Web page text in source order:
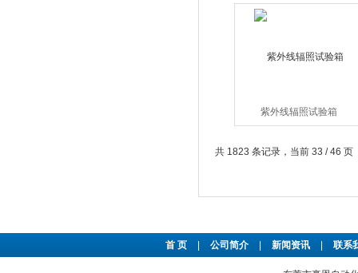
紫外线辐照试验箱
共 1823 条记录，当前 33 / 46 页
首 页 公司简介 新闻资讯 联系